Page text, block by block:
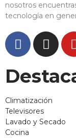
nosotros
tecnología en
Climatización
Televisores
Lavado y Secado
Cocina